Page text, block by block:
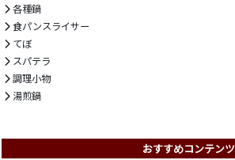
各種鍋
食パンスライサー
てぼ
スパテラ
調理小物
湯煎鍋
おすすめコンテンツ